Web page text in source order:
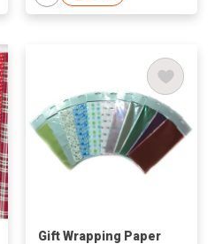
Gift Wrapping Paper